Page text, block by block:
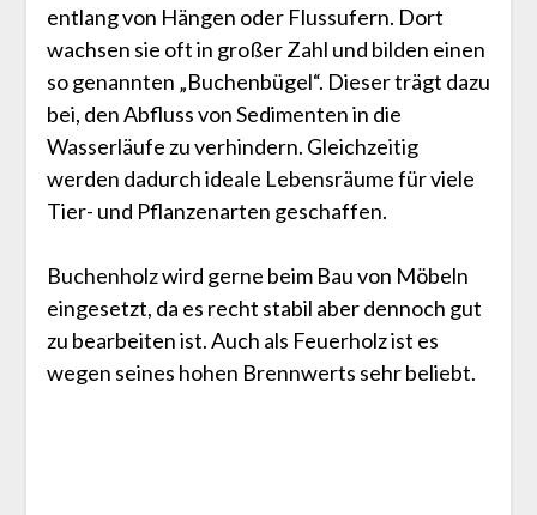
entlang von Hängen oder Flussufern. Dort
wachsen sie oft in großer Zahl und bilden einen
so genannten „Buchenbügel“. Dieser trägt dazu
bei, den Abfluss von Sedimenten in die
Wasserläufe zu verhindern. Gleichzeitig
werden dadurch ideale Lebensräume für viele
Tier- und Pflanzenarten geschaffen.
Buchenholz wird gerne beim Bau von Möbeln
eingesetzt, da es recht stabil aber dennoch gut
zu bearbeiten ist. Auch als Feuerholz ist es
wegen seines hohen Brennwerts sehr beliebt.